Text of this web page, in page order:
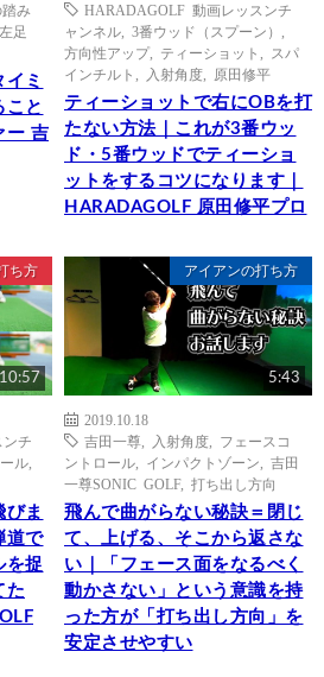
み
左足
ミ
こと
ー 吉
HARADAGOLF 動画レッスンチ
ャンネル
3番ウッド（スプーン）
方向性アップ, ティーショット
スパ
インチルト
入射角度 原田修平
ティーショットで右にOBを打
たない方法｜これが3番ウッ
ド・5番ウッドでティーショ
ットをするコツになります｜
HARADAGOLF 原田修平プロ
ち方
10:57
チ
ル
びま
道で
を捉
た
アイアンの打ち方
5:43
2019.10.18
吉田一尊
入射角度
フェースコ
ントロール
インパクトゾーン
吉田
一尊SONIC GOLF, 打ち出し方向
飛んで曲がらない秘訣＝閉じ
て、上げる、そこから返さな
い｜「フェース面をなるべく
動かさない」という意識を持
った方が「打ち出し方向」を
安定させやすい